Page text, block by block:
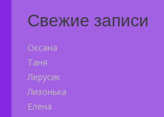
Свежие записи
Оксана
Таня
Лерусик
Лизонька
Елена